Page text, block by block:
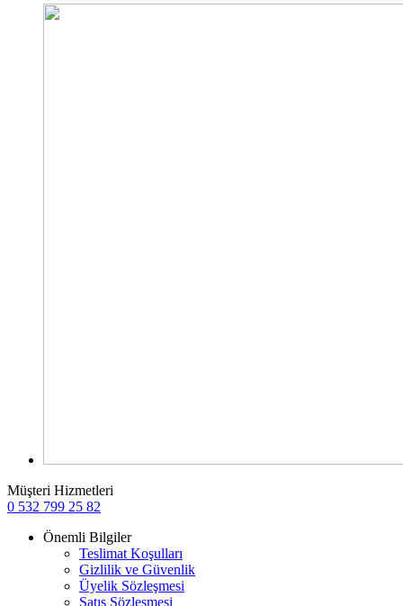
Müşteri Hizmetleri
0 532 799 25 82
Önemli Bilgiler
Teslimat Koşulları
Gizlilik ve Güvenlik
Üyelik Sözleşmesi
Satış Sözleşmesi